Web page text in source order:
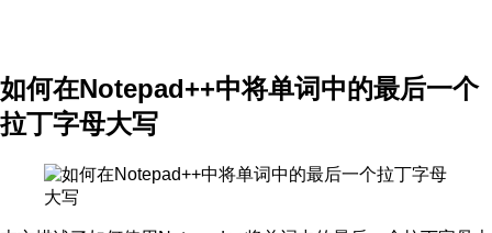
如何在Notepad++中将单词中的最后一个
拉丁字母大写